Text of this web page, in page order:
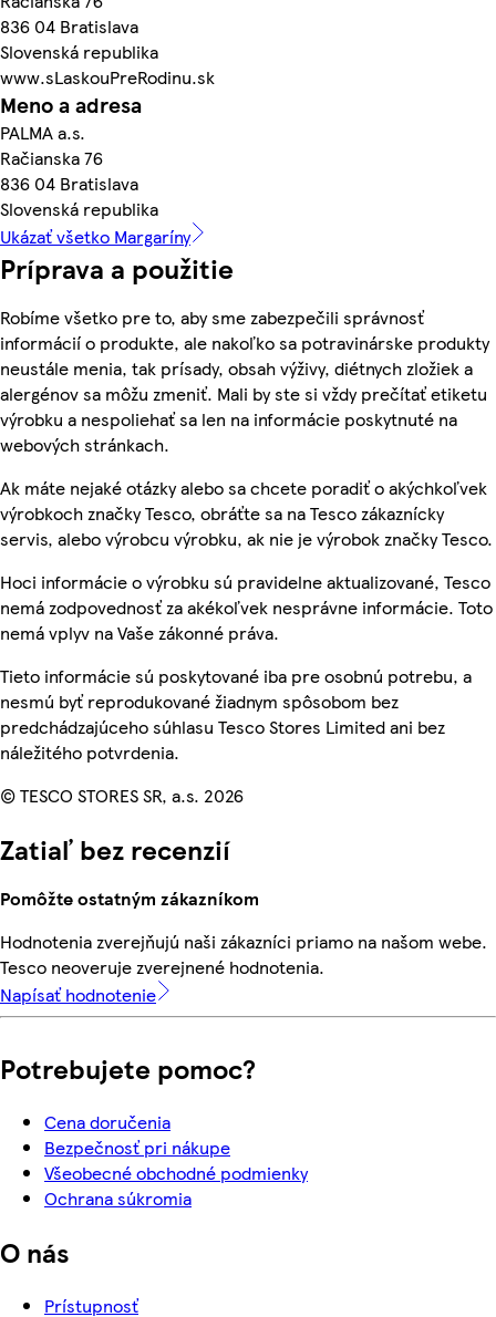
836 04 Bratislava
Slovenská republika
www.sLaskouPreRodinu.sk
Meno a adresa
PALMA a.s.
Račianska 76
836 04 Bratislava
Slovenská republika
Ukázať všetko Margaríny
Príprava a použitie
Robíme všetko pre to, aby sme zabezpečili správnosť
informácií o produkte, ale nakoľko sa potravinárske produkty
neustále menia, tak prísady, obsah výživy, diétnych zložiek a
alergénov sa môžu zmeniť. Mali by ste si vždy prečítať etiketu
výrobku a nespoliehať sa len na informácie poskytnuté na
webových stránkach.
Ak máte nejaké otázky alebo sa chcete poradiť o akýchkoľvek
výrobkoch značky Tesco, obráťte sa na Tesco zákaznícky
servis, alebo výrobcu výrobku, ak nie je výrobok značky Tesco.
Hoci informácie o výrobku sú pravidelne aktualizované, Tesco
nemá zodpovednosť za akékoľvek nesprávne informácie. Toto
nemá vplyv na Vaše zákonné práva.
Tieto informácie sú poskytované iba pre osobnú potrebu, a
nesmú byť reprodukované žiadnym spôsobom bez
predchádzajúceho súhlasu Tesco Stores Limited ani bez
náležitého potvrdenia.
© TESCO STORES SR, a.s. 2026
Zatiaľ bez recenzií
Pomôžte ostatným zákazníkom
Hodnotenia zverejňujú naši zákazníci priamo na našom webe.
Tesco neoveruje zverejnené hodnotenia.
Napísať hodnotenie
Potrebujete pomoc?
Cena doručenia
Bezpečnosť pri nákupe
Všeobecné obchodné podmienky
Ochrana súkromia
O nás
Prístupnosť